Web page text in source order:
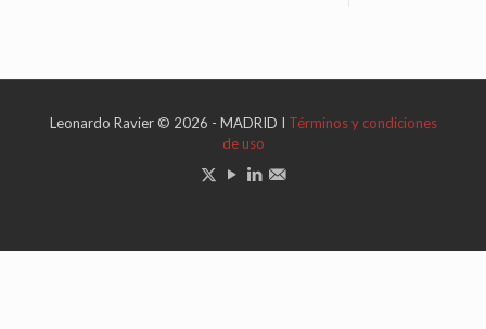
Leonardo Ravier © 2026 - MADRID I Términos y condiciones
de uso